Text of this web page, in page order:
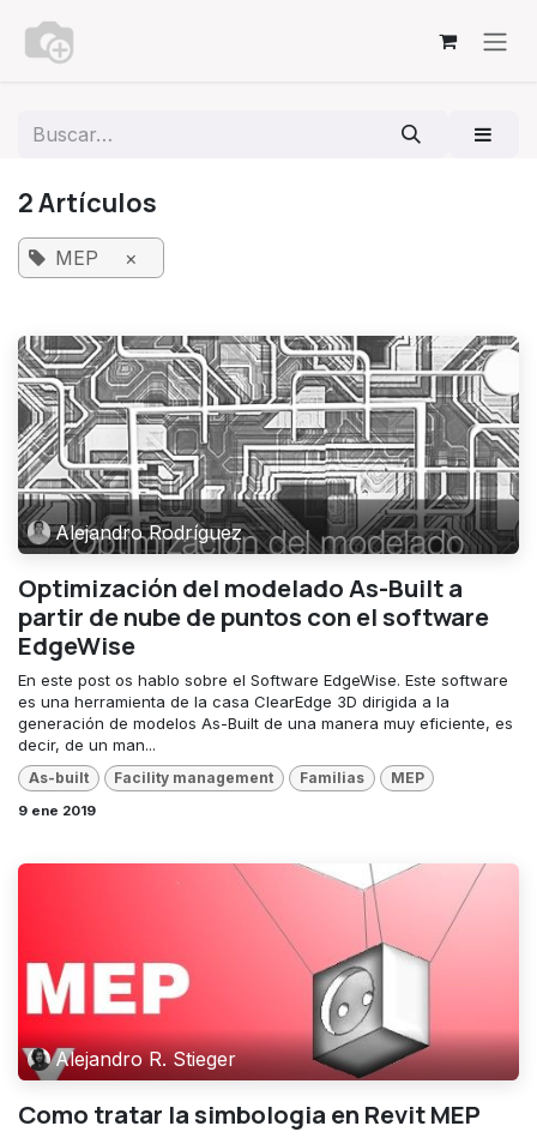
2 Artículos
MEP ×
Alejandro Rodríguez
Optimización del modelado As-Built a
partir de nube de puntos con el software
EdgeWise
En este post os hablo sobre el Software EdgeWise. Este software
es una herramienta de la casa ClearEdge 3D dirigida a la
generación de modelos As-Built de una manera muy eficiente, es
decir, de un man...
As-built Facility management Familias MEP
9 ene 2019
Alejandro R. Stieger
Como tratar la simbologia en Revit MEP